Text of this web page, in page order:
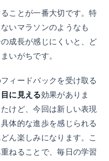
ことが一番大切です。特
いマラソンのようなも
成長が感じにくいと、ど
いがちです。
ィードバックを受け取る
に見える効果がありま
けど、今回は新しい表現
体的な進歩を感じられる
ん楽しみになります。こ
ねることで、毎日の学習